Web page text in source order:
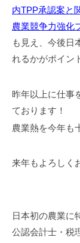
内TPP承認案と
農業競争力強化
も見え、今後日
れるかがポイン
昨年以上に仕事
ております！
農業熱を今年も
来年もよろしく
日本初の農業に
公認会計士・